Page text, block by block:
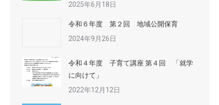
2025年6月18日
令和６年度 第２回 地域公開保育
2024年9月26日
令和４年度 子育て講座 第４回 「就学
に向けて」
2022年12月12日